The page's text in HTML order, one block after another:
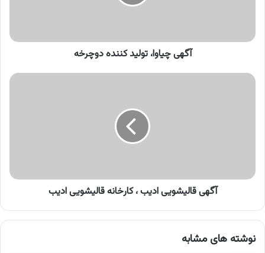
آگهی چیاوا، تولید کننده دوچرخه
آگهی
آگهی قالیشویی ادیب ، کارخانه قالیشویی ادیب
نوشته های مشابه